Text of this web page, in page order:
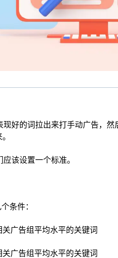
好的词拉出来打手动广告，
该设置一个标准。
条件：
广告组平均水平的关键词
关广告组平均水平的关键词